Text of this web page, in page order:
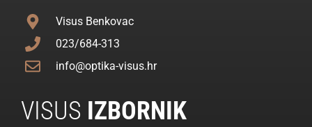
Visus Benkovac
023/684-313
info@optika-visus.hr
VISUS IZBORNIK